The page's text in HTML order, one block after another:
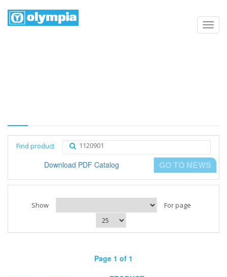
Find product
GO TO NEWS
Download PDF Catalog
Show For page
Page 1 of 1